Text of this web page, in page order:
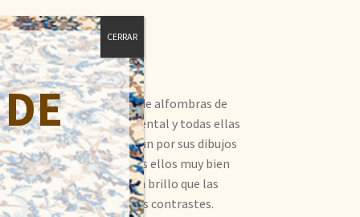
exportó gran cantidad de alfombras de
según el gusto occidental y todas ellas
su nombre. Destacan por sus dibujos
de colores, todos ellos muy bien
Algunas tienen un brillo que las
lanas suaves y hermosos contrastes.
CERRAR